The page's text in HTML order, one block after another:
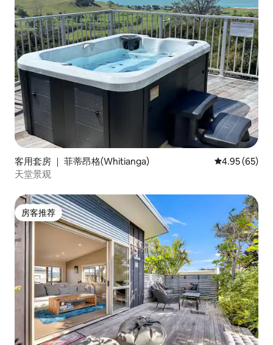
客用套房 ｜ 菲蒂昂格(Whitianga) 平均评分
4.95 (65)
天堂景观
房客推荐
房客推荐